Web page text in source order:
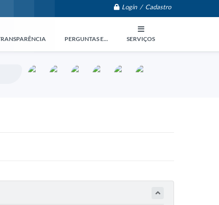
Login / Cadastro
PERGUNTAS E... SERVIÇOS